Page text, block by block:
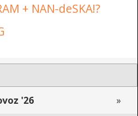
+ NAN-deSKA!?
'26 »